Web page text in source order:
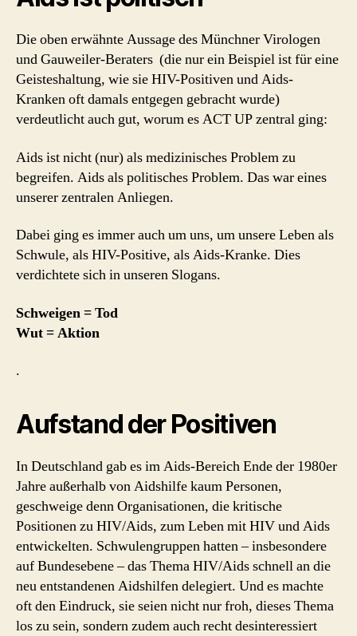
Die oben erwähnte Aussage des Münchner Virologen
und Gauweiler-Beraters (die nur ein Beispiel ist für eine
Geisteshaltung, wie sie HIV-Positiven und Aids-
Kranken oft damals entgegen gebracht wurde)
verdeutlicht auch gut, worum es ACT UP zentral ging:
Aids ist nicht (nur) als medizinisches Problem zu
begreifen. Aids als politisches Problem. Das war eines
unserer zentralen Anliegen.
Dabei ging es immer auch um uns, um unsere Leben als
Schwule, als HIV-Positive, als Aids-Kranke. Dies
verdichtete sich in unseren Slogans.
Schweigen = Tod
Wut = Aktion
.
Aufstand der Positiven
In Deutschland gab es im Aids-Bereich Ende der 1980er
Jahre außerhalb von Aidshilfe kaum Personen,
geschweige denn Organisationen, die kritische
Positionen zu HIV/Aids, zum Leben mit HIV und Aids
entwickelten. Schwulengruppen hatten – insbesondere
auf Bundesebene – das Thema HIV/Aids schnell an die
neu entstandenen Aidshilfen delegiert. Und es machte
oft den Eindruck, sie seien nicht nur froh, dieses Thema
los zu sein, sondern zudem auch recht desinteressiert